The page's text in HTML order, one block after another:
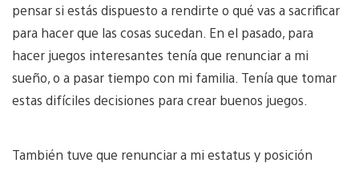
pensar si estás dispuesto a rendirte o qué vas a sacrificar
para hacer que las cosas sucedan. En el pasado, para
hacer juegos interesantes tenía que renunciar a mi
sueño, o a pasar tiempo con mi familia. Tenía que tomar
estas difíciles decisiones para crear buenos juegos.
También tuve que renunciar a mi estatus y posición